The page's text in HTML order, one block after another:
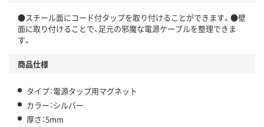
●スチール面にコード付タップを取り付けることができます。●壁
面に取り付けることで、足元の邪魔な電源ケーブルを整理できま
す。
商品仕様
タイプ：電源タップ用マグネット
カラー：シルバー
厚さ：5mm